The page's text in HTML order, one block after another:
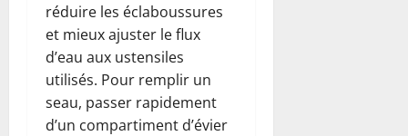
réduire les éclaboussures
et mieux ajuster le flux
d’eau aux ustensiles
utilisés. Pour remplir un
seau, passer rapidement
d’un compartiment d’évier